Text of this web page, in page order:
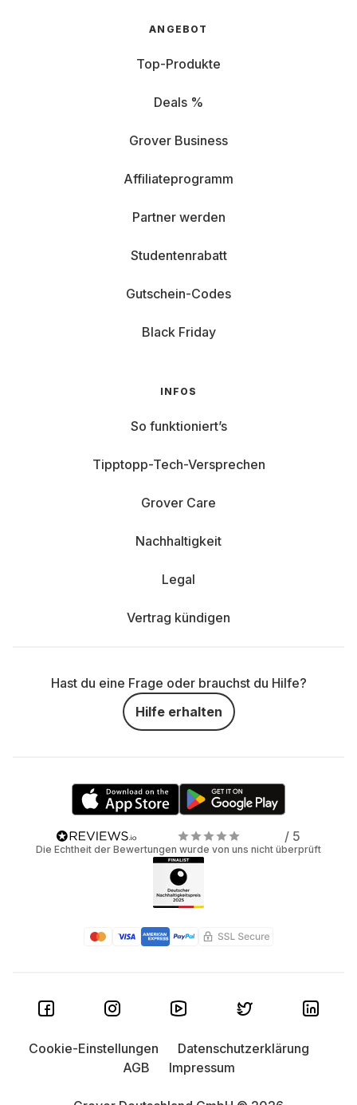
ANGEBOT
Top-Produkte
Deals %
Grover Business
Affiliateprogramm
Partner werden
Studentenrabatt
Gutschein-Codes
Black Friday
INFOS
So funktioniert’s
Tipptopp-Tech-Versprechen
Grover Care
Nachhaltigkeit
Legal
Vertrag kündigen
Hast du eine Frage oder brauchst du Hilfe?
Hilfe erhalten
/ 5
Die Echtheit der Bewertungen wurde von uns nicht überprüft
Cookie-Einstellungen
Datenschutzerklärung
AGB
Impressum